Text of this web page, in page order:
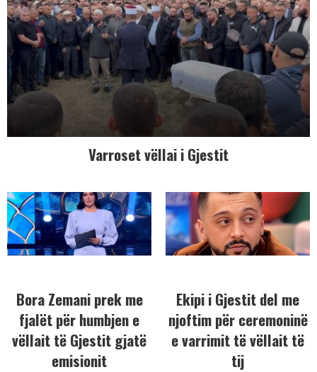
Varroset vëllai i Gjestit
Bora Zemani prek me
fjalët për humbjen e
vëllait të Gjestit gjatë
emisionit
Ekipi i Gjestit del me
njoftim për ceremoninë
e varrimit të vëllait të
tij